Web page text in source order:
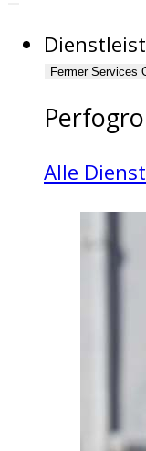
Fermer Services
Alle